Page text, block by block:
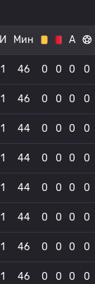
И Мин А
1 46 0 0 0 0
1 46 0 0 0 0
1 44 0 0 0 0
1 44 0 0 0 0
1 44 0 0 0 0
1 44 0 0 0 0
1 46 0 0 0 0
1 46 0 0 0 0